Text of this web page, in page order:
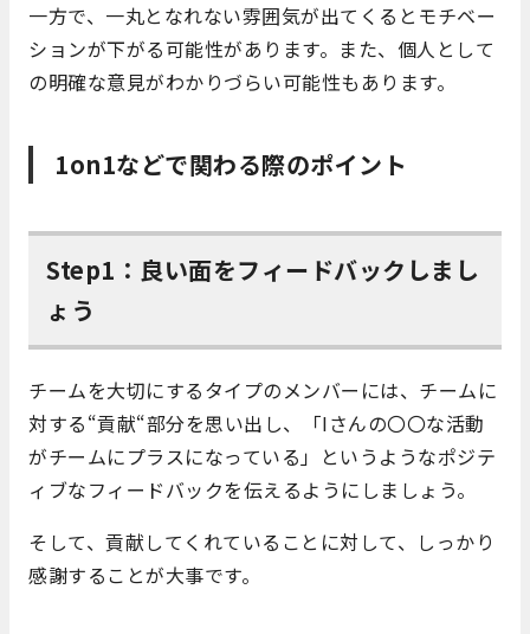
一方で、一丸となれない雰囲気が出てくるとモチベー
ションが下がる可能性があります。また、個人として
の明確な意見がわかりづらい可能性もあります。
1on1などで関わる際のポイント
Step1：良い面をフィードバックしまし
ょう
チームを大切にするタイプのメンバーには、チームに
対する“貢献“部分を思い出し、「Iさんの〇〇な活動
がチームにプラスになっている」というようなポジテ
ィブなフィードバックを伝えるようにしましょう。
そして、貢献してくれていることに対して、しっかり
感謝することが大事です。